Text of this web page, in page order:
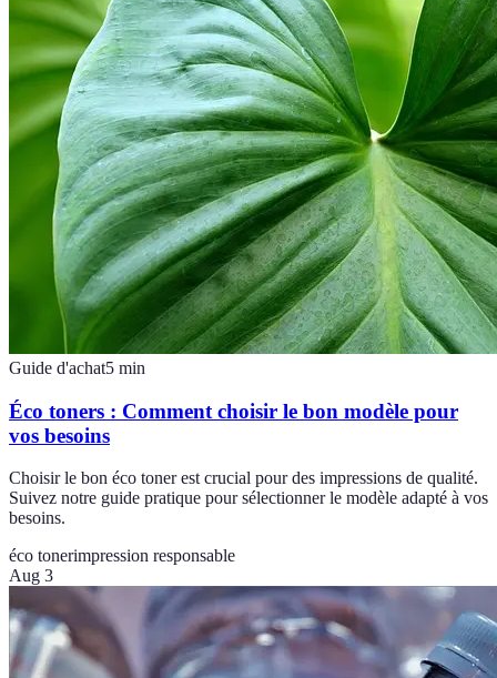
Guide d'achat5 min
Éco toners : Comment choisir le bon modèle pour
vos besoins
Choisir le bon éco toner est crucial pour des impressions de qualité.
Suivez notre guide pratique pour sélectionner le modèle adapté à vos
besoins.
éco tonerimpression responsable
Aug 3